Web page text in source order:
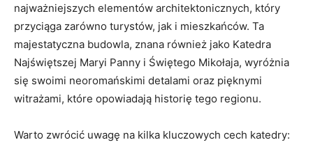
najważniejszych elementów architektonicznych,‌ który‌
przyciąga zarówno turystów, ‌jak i mieszkańców. Ta
majestatyczna budowla, znana również jako Katedra‍
Najświętszej Maryi ‌Panny i Świętego ⁢Mikołaja, wyróżnia
się swoimi neoromańskimi detalami‍ oraz pięknymi
witrażami, które opowiadają historię tego regionu.
Warto zwrócić⁢ uwagę na kilka kluczowych cech⁤ katedry: